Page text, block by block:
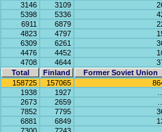
3146 3109
5398 5336
6911 6879
4823 4797
6309 6261
4476 4452
4708 4644
Total
Finland
Former Soviet Union
158725 157065
1938 1927
2673 2659
7852 7795
6881 6849